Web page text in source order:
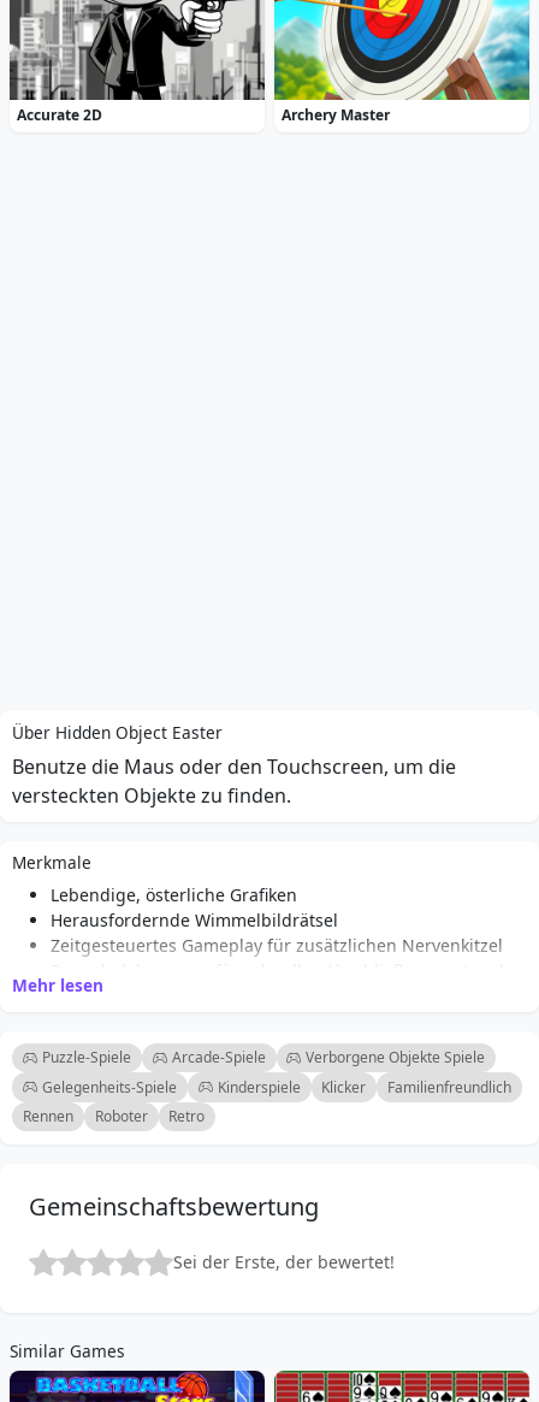
Accurate 2D Archery Master
Über Hidden Object Easter
Benutze die Maus oder den Touchscreen, um die
versteckten Objekte zu finden.
Merkmale
Lebendige, österliche Grafiken
Herausfordernde Wimmelbildrätsel
Zeitgesteuertes Gameplay für zusätzlichen Nervenkitzel
Bonusbelohnungen für schnelles Abschließen von Levels
Mehrere wunderschön illustrierte Szenen
Perfekt für Spieler jeden Alters
Fesselnder Soundtrack zur Verbesserung des Erlebnisses
Mehr lesen
Puzzle-Spiele Arcade-Spiele
Verborgene Objekte Spiele
Gelegenheits-Spiele
Kinderspiele Klicker
Familienfreundlich
Rennen
Roboter Retro
Gemeinschaftsbewertung
Sei der Erste, der bewertet!
Similar Games